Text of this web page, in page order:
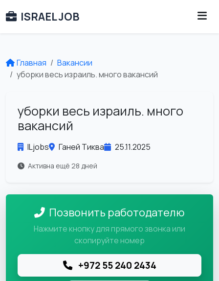
ISRAEL JOB
Главная
Вакансии
уборки весь израиль. много вакансий
уборки весь израиль. много
вакансий
ILjobs Ганей Тиква 25.11.2025
Активна ещё 28 дней
Позвонить работодателю
Нажмите кнопку для прямого звонка или
скопируйте номер
+972 55 240 2434